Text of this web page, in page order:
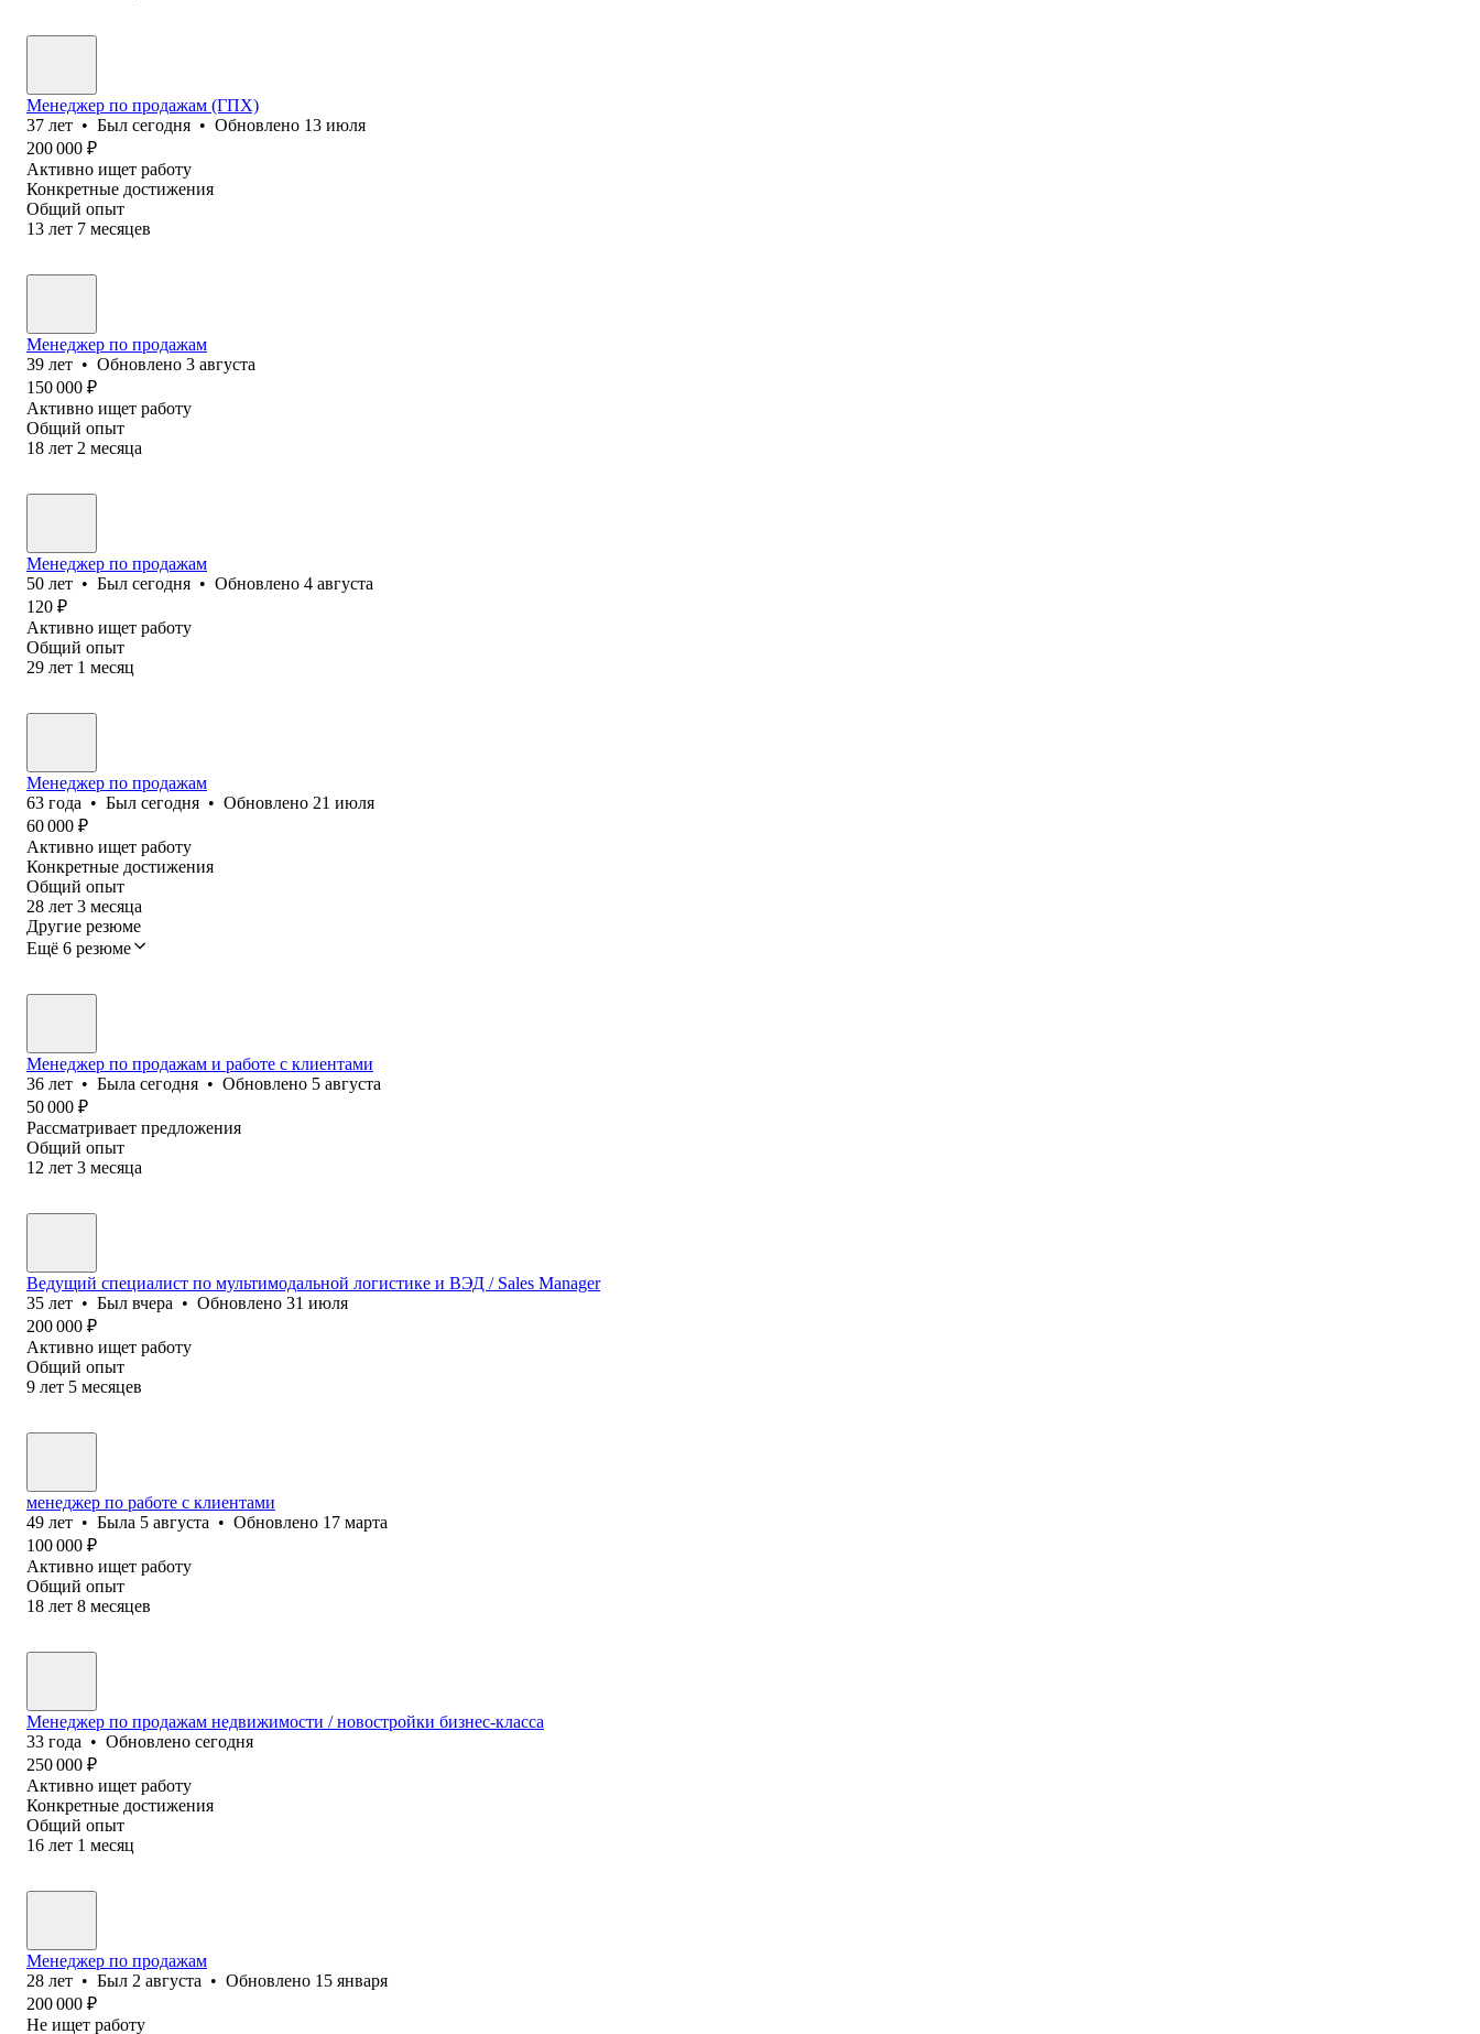
Менеджер по продажам (ГПХ)
37 лет • Был сегодня • Обновлено 13 июля
200 000 ₽
Активно ищет работу
Конкретные достижения
Общий опыт
13 лет 7 месяцев
Менеджер по продажам
39 лет • Обновлено 3 августа
150 000 ₽
Активно ищет работу
Общий опыт
18 лет 2 месяца
Менеджер по продажам
50 лет • Был сегодня • Обновлено 4 августа
120 ₽
Активно ищет работу
Общий опыт
29 лет 1 месяц
Менеджер по продажам
63 года • Был сегодня • Обновлено 21 июля
60 000 ₽
Активно ищет работу
Конкретные достижения
Общий опыт
28 лет 3 месяца
Другие резюме
Ещё 6 резюме
Менеджер по продажам и работе с клиентами
36 лет • Была сегодня • Обновлено 5 августа
50 000 ₽
Рассматривает предложения
Общий опыт
12 лет 3 месяца
Ведущий специалист по мультимодальной логистике и ВЭД / Sales Manager
35 лет • Был вчера • Обновлено 31 июля
200 000 ₽
Активно ищет работу
Общий опыт
9 лет 5 месяцев
менеджер по работе с клиентами
49 лет • Была 5 августа • Обновлено 17 марта
100 000 ₽
Активно ищет работу
Общий опыт
18 лет 8 месяцев
Менеджер по продажам недвижимости / новостройки бизнес-класса
33 года • Обновлено сегодня
250 000 ₽
Активно ищет работу
Конкретные достижения
Общий опыт
16 лет 1 месяц
Менеджер по продажам
28 лет • Был 2 августа • Обновлено 15 января
200 000 ₽
Не ищет работу